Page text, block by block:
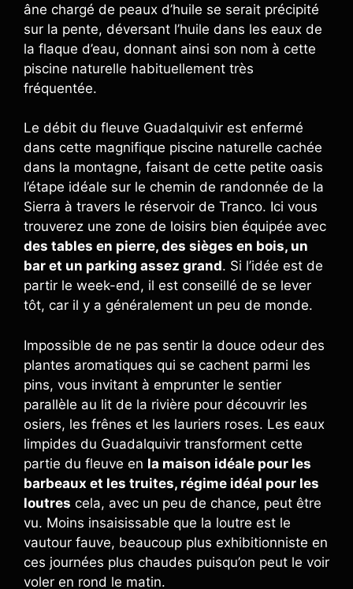
âne chargé de peaux d’huile se serait précipité
sur la pente, déversant l’huile dans les eaux de
la flaque d’eau, donnant ainsi son nom à cette
piscine naturelle habituellement très
fréquentée.
Le débit du fleuve Guadalquivir est enfermé
dans cette magnifique piscine naturelle cachée
dans la montagne, faisant de cette petite oasis
l’étape idéale sur le chemin de randonnée de la
Sierra à travers le réservoir de Tranco. Ici vous
trouverez une zone de loisirs bien équipée avec
des tables en pierre, des sièges en bois, un
bar et un parking assez grand. Si l’idée est de
partir le week-end, il est conseillé de se lever
tôt, car il y a généralement un peu de monde.
Impossible de ne pas sentir la douce odeur des
plantes aromatiques qui se cachent parmi les
pins, vous invitant à emprunter le sentier
parallèle au lit de la rivière pour découvrir les
osiers, les frênes et les lauriers roses. Les eaux
limpides du Guadalquivir transforment cette
partie du fleuve en la maison idéale pour les
barbeaux et les truites, régime idéal pour les
loutres cela, avec un peu de chance, peut être
vu. Moins insaisissable que la loutre est le
vautour fauve, beaucoup plus exhibitionniste en
ces journées plus chaudes puisqu’on peut le voir
voler en rond le matin.